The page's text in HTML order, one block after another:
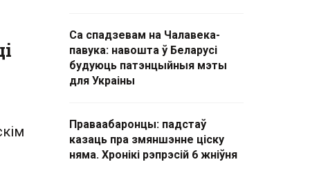
Са спадзевам на Чалавека-
павука: навошта ў Беларусі
будуюць патэнцыйныя мэты
для Украіны
Праваабаронцы: падстаў
казаць пра змяншэнне ціску
няма. Хронікі рэпрэсій 6 жніўня